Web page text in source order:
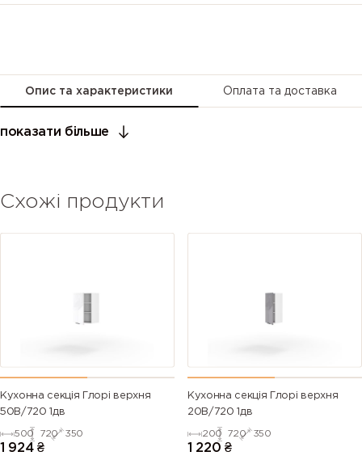
Опис та характеристики Оплата та доставка
показати більше
Схожі продукти
Кухонна секція Глорі верхня
50В/720 1дв
500 720 350
1 924 ₴
Кухонна секція Глорі верхня
20В/720 1дв
200 720 350
1 220 ₴